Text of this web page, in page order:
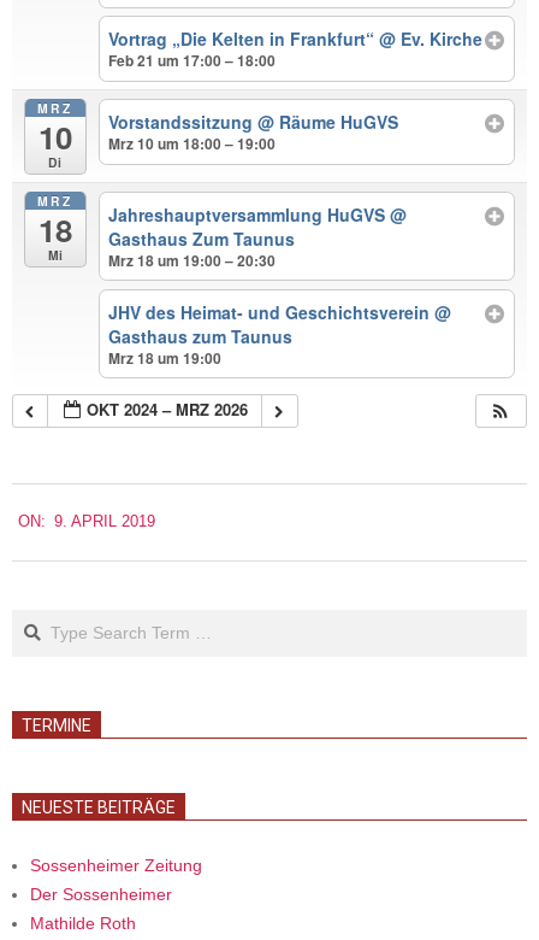
Vortrag „Die Kelten in Frankfurt“@ Ev. Kirche
Feb 21 um 17:00 – 18:00
MRZ
10
Di
Vorstandssitzung@ Räume HuGVS
Mrz 10 um 18:00 – 19:00
MRZ
18
Mi
Jahreshauptversammlung HuGVS@
Gasthaus Zum Taunus
Mrz 18 um 19:00 – 20:30
JHV des Heimat- und Geschichtsverein@
Gasthaus zum Taunus
Mrz 18 um 19:00
OKT 2024 – MRZ 2026
04-
09
ON: 9. APRIL 2019
TERMINE
NEUESTE BEITRÄGE
Sossenheimer Zeitung
Der Sossenheimer
Mathilde Roth